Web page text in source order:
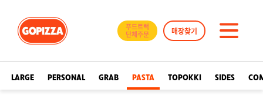
GOPIZZA
푸드트럭
단체주문
매장찾기
메
LARGE PERSONAL GRAB PASTA TOPOKKI SIDES